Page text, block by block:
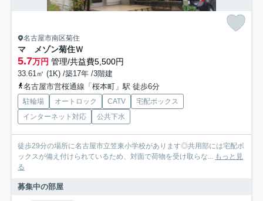
名古屋市南区菊住
マ メゾン菊住Ｗ
5.7万円 管理/共益費5,500円
33.61㎡ (1K) /築17年 /3階建
名古屋市営桜通線「桜本町」駅 徒歩6分
駐輪場 オートロック CATV
宅配ボックス
インターネット対応
公共下水
徒歩29分の場所に名古屋市立笠東小学校があります◎共用部には宅配ボ
ックスが備え付けられているため、対面で荷物を受け取らな... もっと見
る
募集中の部屋